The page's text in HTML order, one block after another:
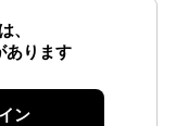
、
あります
ン